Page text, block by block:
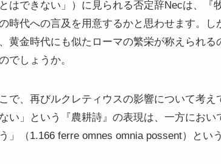
はできない」）に見られる否定辞Necは、
時代への言及を用意するかと思わせます。
黄金時代にも似たローマの繁栄が称えられ
でしょうか。
で、再びルクレティウスの影響について考
い」という『農耕詩』の表現は、一方にお
」（1.166 ferre omnes omnia possent）とい